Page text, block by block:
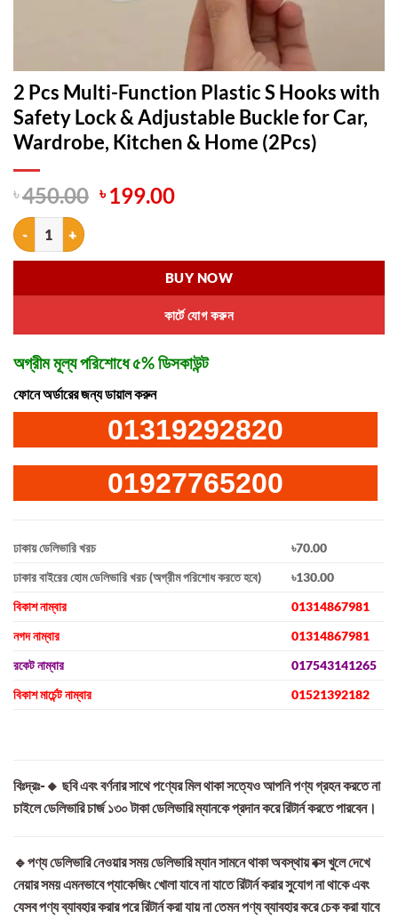
2 Pcs Multi-Function Plastic S Hooks with
Safety Lock & Adjustable Buckle for Car,
Wardrobe, Kitchen & Home (2Pcs)
৳450.00 Original
৳ 450.00.
৳ 199.00Current
৳ 199.00.
2 Pcs Multi-Function Plastic S Hooks with Safety Lock & Adjustable
কার্টে যোগ করুন
BUY NOW
অগ্রীম মূল্য পরিশোধে ৫% ডিসকাউন্ট
ফোনে অর্ডারের জন্য ডায়াল করুন
01319292820
01927765200
ঢাকায় ডেলিভারি খরচ
৳70.00
ঢাকার বাইরের হোম ডেলিভারি খরচ (অগ্রীম পরিশোধ করতে হবে)
৳130.00
বিকাশ নাম্বার
01314867981
নগদ নাম্বার
01314867981
রকেট নাম্বার
017543141265
বিকাশ মার্চেন্ট নাম্বার
01521392182
বিঃদ্রঃ-🔸 ছবি এবং বর্ণনার সাথে পণ্যের মিল থাকা সত্যেও আপনি পণ্য গ্রহন করতে না
চাইলে ডেলিভারি চার্জ ১৩০ টাকা ডেলিভারি ম্যানকে প্রদান করে রিটার্ন করতে পারবেন।
🔹পণ্য ডেলিভারি নেওয়ার সময় ডেলিভারি ম্যান সামনে থাকা অবস্থায় বক্স খুলে দেখে
নেয়ার সময় এমনভাবে প্যাকেজিং খোলা যাবে না যাতে রিটার্ন করার সুযোগ না থাকে এবং
যেসব পণ্য ব্যাবহার করার পরে রিটার্ন করা যায় না তেমন পণ্য ব্যাবহার করে চেক করা যাবে